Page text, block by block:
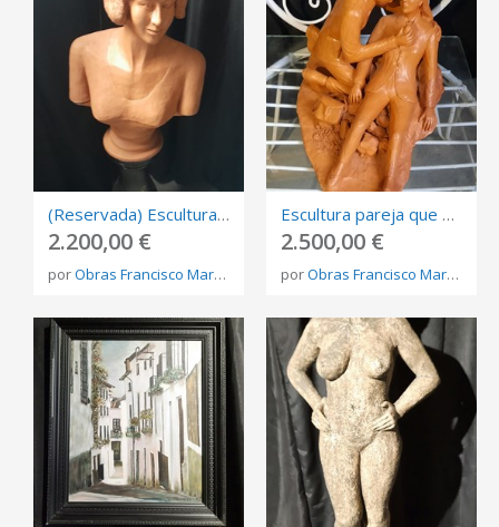
(Reservada) Escultura busto mujer
2.200,00 €
porObras Francisco Martínez Rojo
Escultura pareja que se ayuda
2.500,00 €
porObras Francisco Martínez Rojo